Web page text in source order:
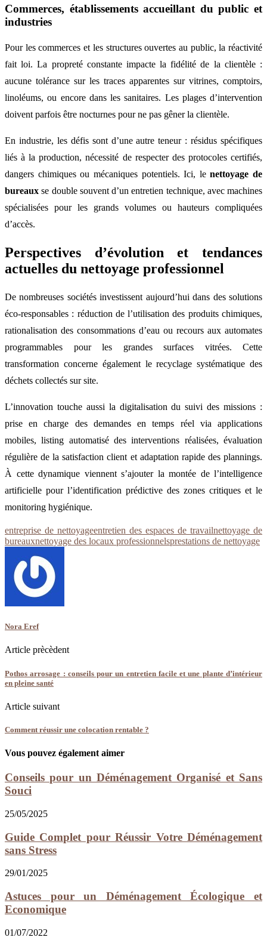
Commerces, établissements accueillant du public et
industries
Pour les commerces et les structures ouvertes au public, la réactivité
fait loi. La propreté constante impacte la fidélité de la clientèle :
aucune tolérance sur les traces apparentes sur vitrines, comptoirs,
linoléums, ou encore dans les sanitaires. Les plages d’intervention
doivent parfois être nocturnes pour ne pas gêner la clientèle.
En industrie, les défis sont d’une autre teneur : résidus spécifiques
liés à la production, nécessité de respecter des protocoles certifiés,
dangers chimiques ou mécaniques potentiels. Ici, lenettoyage de
bureaux se double souvent d’un entretien technique, avec machines
spécialisées pour les grands volumes ou hauteurs compliquées
d’accès.
Perspectives d’évolution et tendances
actuelles du nettoyage professionnel
De nombreuses sociétés investissent aujourd’hui dans des solutions
éco-responsables : réduction de l’utilisation des produits chimiques,
rationalisation des consommations d’eau ou recours aux automates
programmables pour les grandes surfaces vitrées. Cette
transformation concerne également le recyclage systématique des
déchets collectés sur site.
L’innovation touche aussi la digitalisation du suivi des missions :
prise en charge des demandes en temps réel via applications
mobiles, listing automatisé des interventions réalisées, évaluation
régulière de la satisfaction client et adaptation rapide des plannings.
À cette dynamique viennent s’ajouter la montée de l’intelligence
artificielle pour l’identification prédictive des zones critiques et le
monitoring hygiénique.
entreprise de nettoyageentretien des espaces de travailnettoyage de
bureauxnettoyage des locaux professionnelsprestations de nettoyage
Nora Eref
Article prècèdent
Pothos arrosage : conseils pour un entretien facile et une plante d’intérieur
en pleine santé
Article suivant
Comment réussir une colocation rentable ?
Vous pouvez également aimer
Conseils pour un Déménagement Organisé et Sans
Souci
25/05/2025
Guide Complet pour Réussir Votre Déménagement
sans Stress
29/01/2025
Astuces pour un Déménagement Écologique et
Economique
01/07/2022